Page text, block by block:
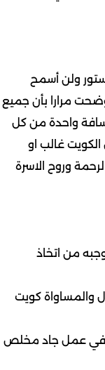
ولن أسمح
مرارا بأن جميع
مسافة واحدة من كل
غالب او
وروح الاسرة
من اتخاذ
والمساواة كويت
في عمل جاد مخلص